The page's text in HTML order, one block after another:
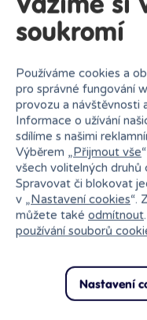
Proč nakupovat
Nejširší sortiment
trhu
Vážíme si
soukromí
Používáme cookies a
pro správné fungování
provozu a návštěvnosti
Informace o užívání
sdílíme s našimi
Výběrem „Přijmout vše
všech volitelných druhů
Spravovat či blokovat
v „Nastavení cookies“.
můžete také odmítnout
používání souborů
Nastavení